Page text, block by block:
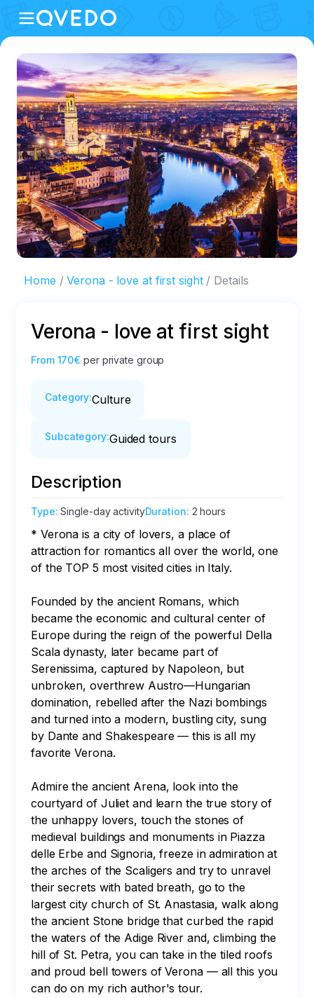
Home Verona - love at first sight Details
Verona - love at first sight
From 170€ per private group
Category:Culture
Subcategory:Guided tours
Description
Type:Single-day activityDuration: 2 hours
* Verona is a city of lovers, a place of
attraction for romantics all over the world, one
of the TOP 5 most visited cities in Italy.
Founded by the ancient Romans, which
became the economic and cultural center of
Europe during the reign of the powerful Della
Scala dynasty, later became part of
Serenissima, captured by Napoleon, but
unbroken, overthrew Austro—Hungarian
domination, rebelled after the Nazi bombings
and turned into a modern, bustling city, sung
by Dante and Shakespeare — this is all my
favorite Verona.
Admire the ancient Arena, look into the
courtyard of Juliet and learn the true story of
the unhappy lovers, touch the stones of
medieval buildings and monuments in Piazza
delle Erbe and Signoria, freeze in admiration at
the arches of the Scaligers and try to unravel
their secrets with bated breath, go to the
largest city church of St. Anastasia, walk along
the ancient Stone bridge that curbed the rapid
the waters of the Adige River and, climbing the
hill of St. Petra, you can take in the tiled roofs
and proud bell towers of Verona — all this you
can do on my rich author's tour.